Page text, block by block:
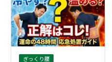
ぎっくり腰